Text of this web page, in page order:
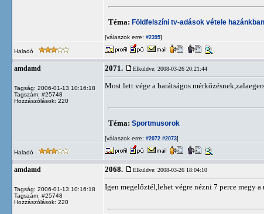
Téma: Földfelszíni tv-adások vétele
[válaszok erre: #2395]
Haladó
amdamd
Tagság: 2006-01-13 10:16:18
Tagszám: #25748
Hozzászólások: 220
2071. Elküldve: 2008-03-26 20:21:44
Most lett vége a barátságos
Téma: Sportmusorok
[válaszok erre: #2072 #2073]
Haladó
amdamd
Tagság: 2006-01-13 10:16:18
Tagszám: #25748
Hozzászólások: 220
2068. Elküldve: 2008-03-26 18:04:10
Igen megelőztél,lehet végre nézni 7 perce megy a